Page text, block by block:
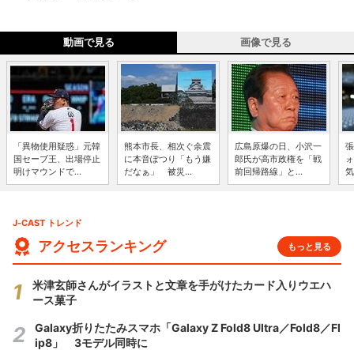
動画で見る 画像で見る
「異物使用疑惑」元韓
国セーブ王、出場停止
明けマウンドで...
熊本市長、相次ぐ余震
に本音ぽつり「もう嫌
だなぁ」 被災...
広島原爆の日、小沢一
郎氏が高市政権を「戦
前回帰路線」と...
J-CAST トレンド
アクセスランキング もっと見る
米津玄師さんがイラストと文章を手がけたカード入りウエハ
ース菓子
Galaxy折りたたみスマホ「Galaxy Z Fold8 Ultra／Fold8／Fl
ip8」 3モデル同時に